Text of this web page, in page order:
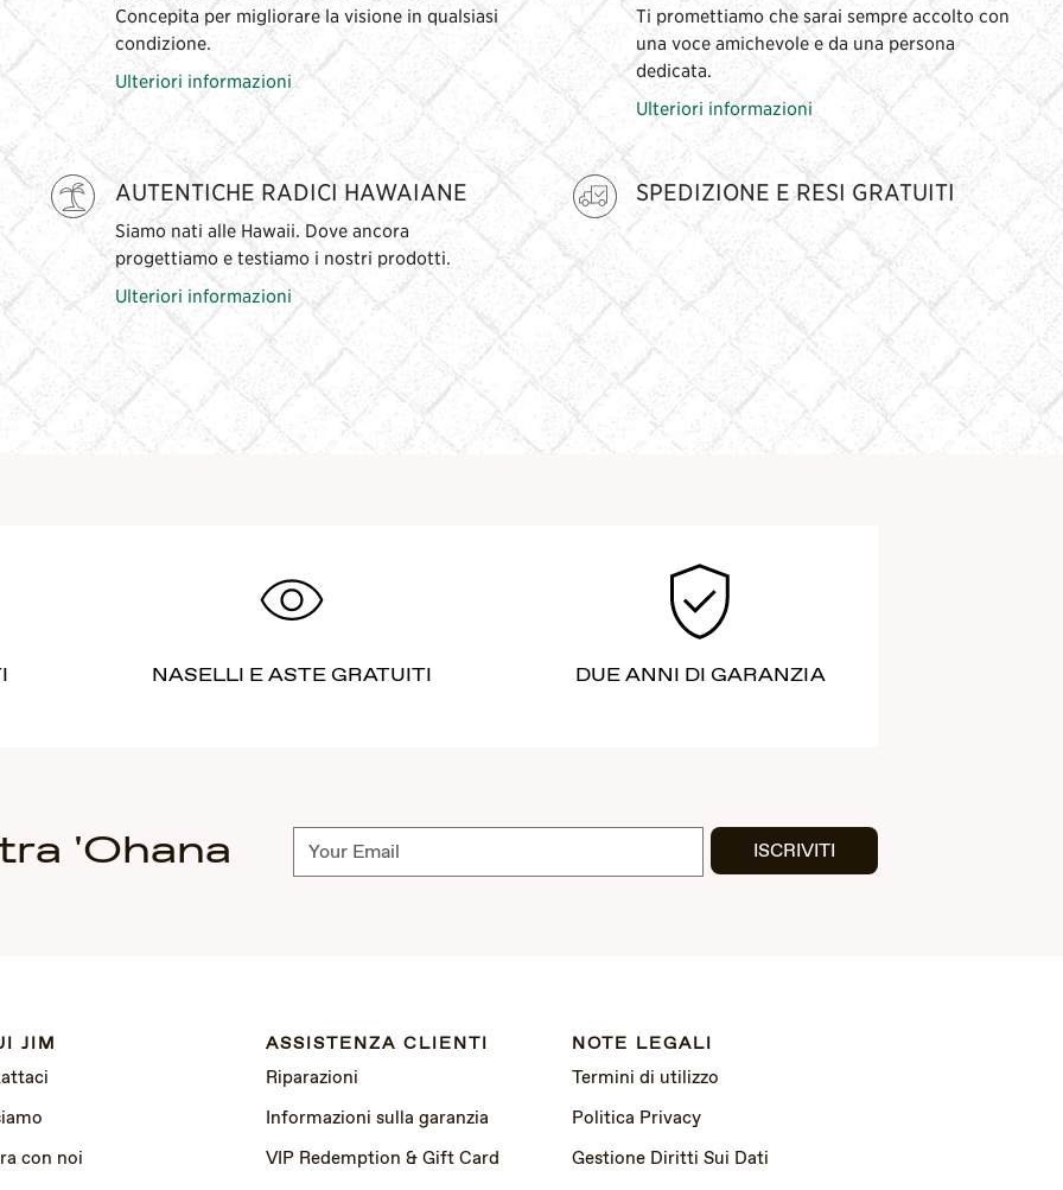
Concepita per migliorare la visione in qualsiasi
condizione.
Ulteriori informazioni
Ti promettiamo che sarai sempre accolto con
una voce amichevole e da una persona
dedicata.
Ulteriori informazioni
AUTENTICHE RADICI HAWAIANE
Siamo nati alle Hawaii. Dove ancora
progettiamo e testiamo i nostri prodotti.
Ulteriori informazioni
SPEDIZIONE E RESI GRATUITI
NASELLI E ASTE GRATUITI DUE ANNI DI GARANZIA
'Ohana Abbonati ISCRIVITI
JIM
con noi
ASSISTENZA CLIENTI
Riparazioni
Informazioni sulla garanzia
VIP Redemption & Gift Card
NOTE LEGALI
Termini di utilizzo
Politica Privacy
Gestione Diritti Sui Dati